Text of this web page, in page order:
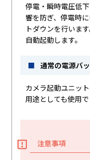
停電・瞬時電圧低
響を防ぎ、停電時
トダウンを行いま
自動起動します。
■ 通常の電源バ
カメラ起動ユニッ
用途としても使用で
注意事項